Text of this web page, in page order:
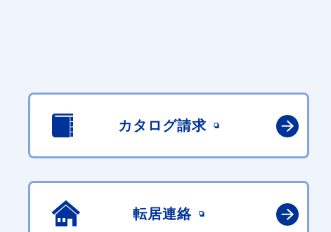
カタログ請求
転居連絡